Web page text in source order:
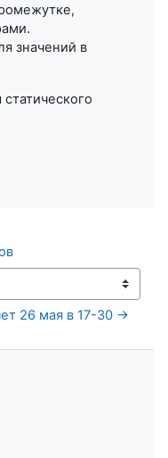
значений в
26 мая в 17-30 →